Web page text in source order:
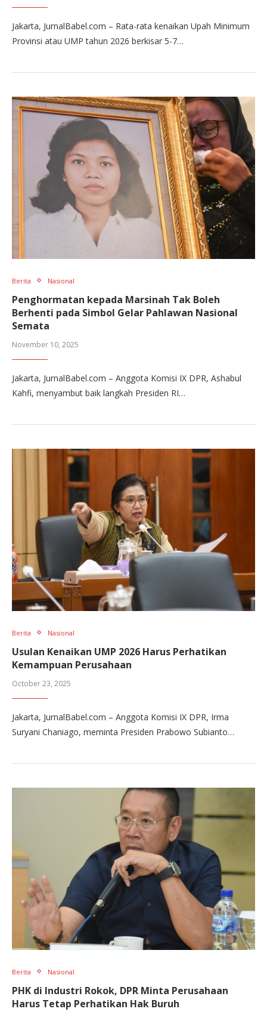
Jakarta, JurnalBabel.com – Rata-rata kenaikan Upah Minimum
Provinsi atau UMP tahun 2026 berkisar 5-7…
Berita Nasional
Penghormatan kepada Marsinah Tak Boleh
Berhenti pada Simbol Gelar Pahlawan Nasional
Semata
November 10, 2025
Jakarta, JurnalBabel.com – Anggota Komisi IX DPR, Ashabul
Kahfi, menyambut baik langkah Presiden RI…
Berita Nasional
Usulan Kenaikan UMP 2026 Harus Perhatikan
Kemampuan Perusahaan
October 23, 2025
Jakarta, JurnalBabel.com – Anggota Komisi IX DPR, Irma
Suryani Chaniago, meminta Presiden Prabowo Subianto…
Berita Nasional
PHK di Industri Rokok, DPR Minta Perusahaan
Harus Tetap Perhatikan Hak Buruh